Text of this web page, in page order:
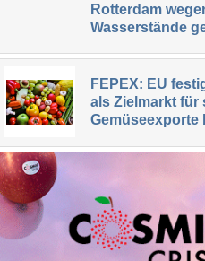
Rotterdam
Wasserstände
FEPEX: EU
als Zielmarkt für
Gemüseexporte